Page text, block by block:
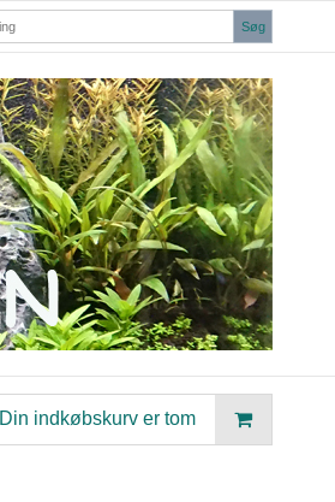
Søg
Din indkøbskurv er tom